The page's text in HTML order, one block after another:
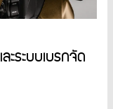
ระบบเบรกจัด